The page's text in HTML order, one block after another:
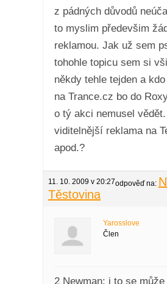
z pádných důvodů
to myslim předevšim
reklamou. Jak už sem
tohohle topicu sem si
někdy tehle tejden a
na Trance.cz bo do
o tý akci nemusel
viditelnější reklama na
apod.?
11. 10. 2009 v 20:27odpověď na:
Těstovina
Yarosslove
Člen
2 Newman: i to se